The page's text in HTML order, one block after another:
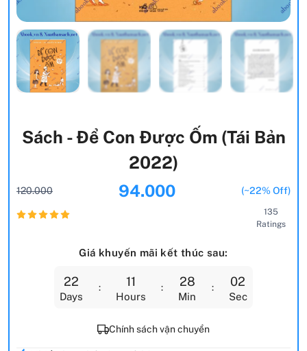
Sách - Để Con Được Ốm (Tái Bản
2022)
120.000 94.000 (~22% Off)
135
Ratings
Giá khuyến mãi kết thúc sau:
22
Days
11
Hours
28
Min
01
Sec
Chính sách vận chuyển